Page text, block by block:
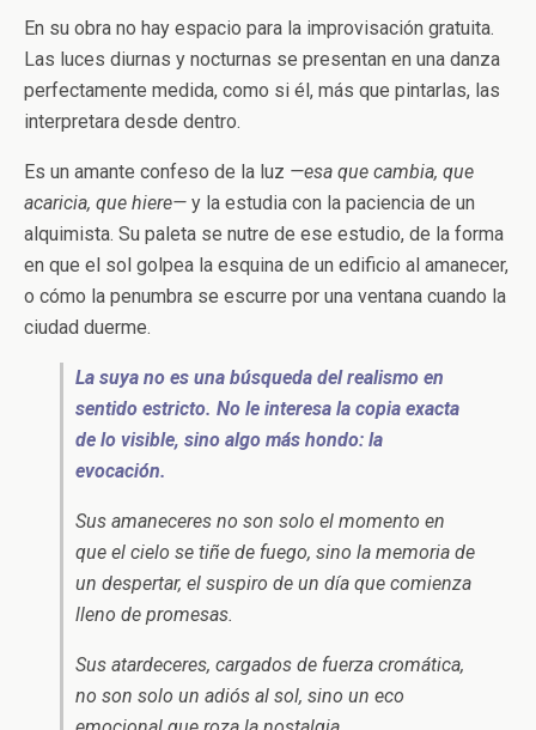
En su obra no hay espacio para la improvisación gratuita.
Las luces diurnas y nocturnas se presentan en una danza
perfectamente medida, como si él, más que pintarlas, las
interpretara desde dentro.
Es un amante confeso de la luz —esa que cambia, que
acaricia, que hiere— y la estudia con la paciencia de un
alquimista. Su paleta se nutre de ese estudio, de la forma
en que el sol golpea la esquina de un edificio al amanecer,
o cómo la penumbra se escurre por una ventana cuando la
ciudad duerme.
La suya no es una búsqueda del realismo en
sentido estricto. No le interesa la copia exacta
de lo visible, sino algo más hondo: la
evocación.
Sus amaneceres no son solo el momento en
que el cielo se tiñe de fuego, sino la memoria de
un despertar, el suspiro de un día que comienza
lleno de promesas.
Sus atardeceres, cargados de fuerza cromática,
no son solo un adiós al sol, sino un eco